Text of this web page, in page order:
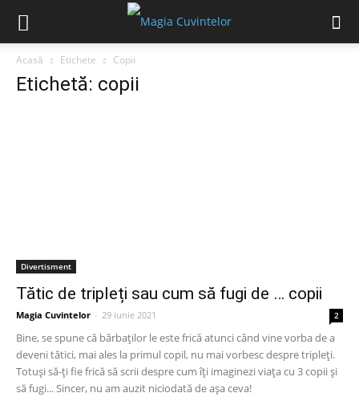
Acasă Etichete Copii
Etichetă: copii
Divertisment
Tătic de tripleți sau cum să fugi de … copii
Magia Cuvintelor - 29 iunie 2021 2
Bine, se spune că bărbaților le este frică atunci când vine vorba de a
deveni tătici, mai ales la primul copil, nu mai vorbesc despre tripleți.
Totuși să-ți fie frică să scrii despre cum îți imaginezi viața cu 3 copii și
să fugi... Sincer, nu am auzit niciodată de așa ceva!